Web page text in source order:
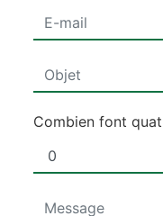
Combien font